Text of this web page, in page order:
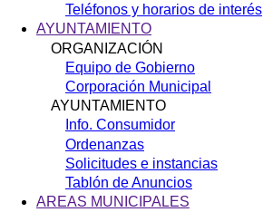
Teléfonos y horarios de interés
AYUNTAMIENTO
ORGANIZACIÓN
Equipo de Gobierno
Corporación Municipal
AYUNTAMIENTO
Info. Consumidor
Ordenanzas
Solicitudes e instancias
Tablón de Anuncios
AREAS MUNICIPALES